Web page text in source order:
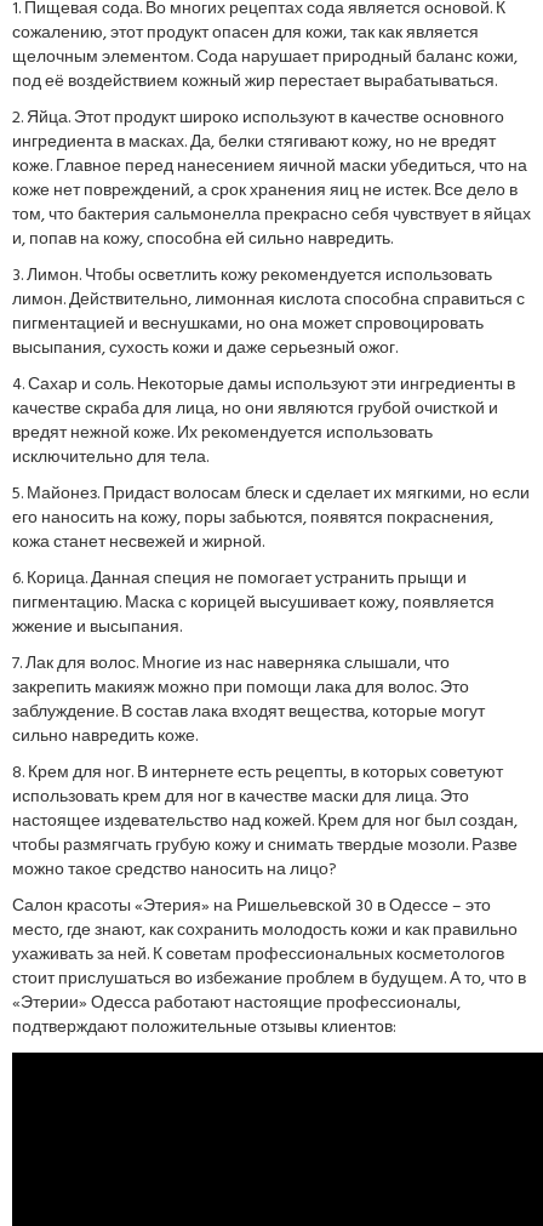
1. Пищевая сода. Во многих рецептах сода является основой. К
сожалению, этот продукт опасен для кожи, так как является
щелочным элементом. Сода нарушает природный баланс кожи,
под её воздействием кожный жир перестает вырабатываться.
2. Яйца. Этот продукт широко используют в качестве основного
ингредиента в масках. Да, белки стягивают кожу, но не вредят
коже. Главное перед нанесением яичной маски убедиться, что на
коже нет повреждений, а срок хранения яиц не истек. Все дело в
том, что бактерия сальмонелла прекрасно себя чувствует в яйцах
и, попав на кожу, способна ей сильно навредить.
3. Лимон. Чтобы осветлить кожу рекомендуется использовать
лимон. Действительно, лимонная кислота способна справиться с
пигментацией и веснушками, но она может спровоцировать
высыпания, сухость кожи и даже серьезный ожог.
4. Сахар и соль. Некоторые дамы используют эти ингредиенты в
качестве скраба для лица, но они являются грубой очисткой и
вредят нежной коже. Их рекомендуется использовать
исключительно для тела.
5. Майонез. Придаст волосам блеск и сделает их мягкими, но если
его наносить на кожу, поры забьются, появятся покраснения,
кожа станет несвежей и жирной.
6. Корица. Данная специя не помогает устранить прыщи и
пигментацию. Маска с корицей высушивает кожу, появляется
жжение и высыпания.
7. Лак для волос. Многие из нас наверняка слышали, что
закрепить макияж можно при помощи лака для волос. Это
заблуждение. В состав лака входят вещества, которые могут
сильно навредить коже.
8. Крем для ног. В интернете есть рецепты, в которых советуют
использовать крем для ног в качестве маски для лица. Это
настоящее издевательство над кожей. Крем для ног был создан,
чтобы размягчать грубую кожу и снимать твердые мозоли. Разве
можно такое средство наносить на лицо?
Салон красоты «Этерия» на Ришельевской 30 в Одессе – это
место, где знают, как сохранить молодость кожи и как правильно
ухаживать за ней. К советам профессиональных косметологов
стоит прислушаться во избежание проблем в будущем. А то, что в
«Этерии» Одесса работают настоящие профессионалы,
подтверждают положительные отзывы клиентов: